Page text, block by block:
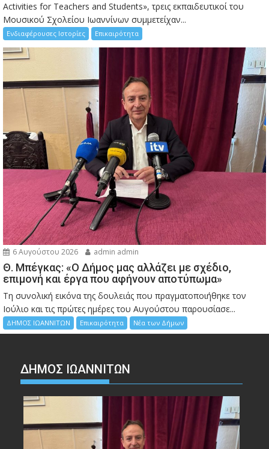
Activities for Teachers and Students», τρεις εκπαιδευτικοί του
Μουσικού Σχολείου Ιωαννίνων συμμετείχαν...
Ενδιαφέρουσες Ιστορίες Επικαιρότητα
6 Αυγούστου 2026 admin admin
Θ. Μπέγκας: «Ο Δήμος μας αλλάζει με σχέδιο,
επιμονή και έργα που αφήνουν αποτύπωμα»
Τη συνολική εικόνα της δουλειάς που πραγματοποιήθηκε τον
Ιούλιο και τις πρώτες ημέρες του Αυγούστου παρουσίασε...
ΔΗΜΟΣ ΙΩΑΝΝΙΤΩΝ Επικαιρότητα Νέα των Δήμων
ΔΗΜΟΣ ΙΩΑΝΝΙΤΩΝ